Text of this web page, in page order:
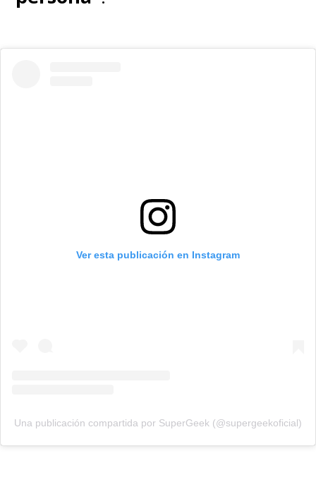
TVアニメ「進撃の巨人」
★最優秀オープニング
★最優秀作曲賞
Thank you for all your
Ver esta publicación en Instagram
Una publicación compartida por SuperGeek (@supergeekoficial)